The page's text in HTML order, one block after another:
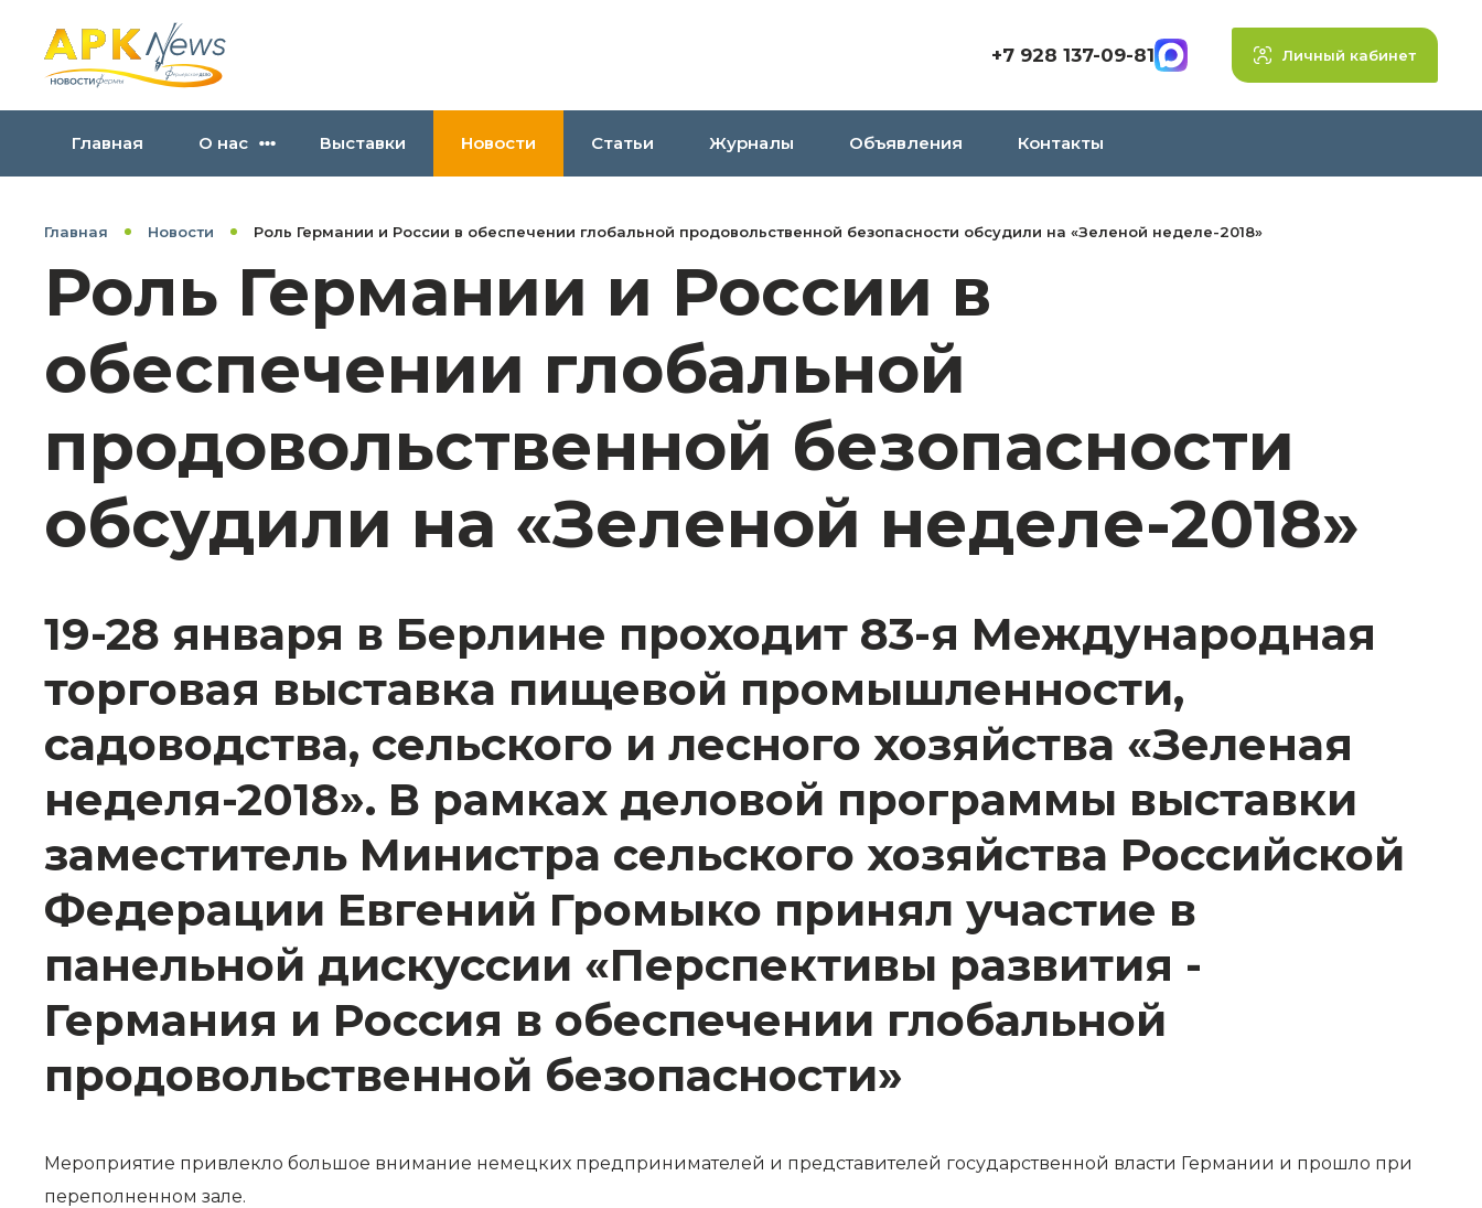
+7 928 137-09-81 Личный кабинет
Главная О нас Выставки Новости Статьи Журналы Объявления Контакты
Главная Новости Роль Германии и России в обеспечении глобальной продовольственной безопасности обсудили на «Зеленой неделе-2018»
Роль Германии и России в
обеспечении глобальной
продовольственной безопасности
обсудили на «Зеленой неделе-2018»
19-28 января в Берлине проходит 83-я Международная
торговая выставка пищевой промышленности,
садоводства, сельского и лесного хозяйства «Зеленая
неделя-2018». В рамках деловой программы выставки
заместитель Министра сельского хозяйства Российской
Федерации Евгений Громыко принял участие в
панельной дискуссии «Перспективы развития -
Германия и Россия в обеспечении глобальной
продовольственной безопасности»
Мероприятие привлекло большое внимание немецких предпринимателей и представителей государственной власти Германии и прошло при
переполненном зале.